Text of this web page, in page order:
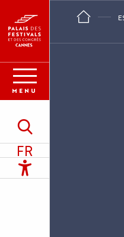
contenu
principal
Recherche
FR
MENU